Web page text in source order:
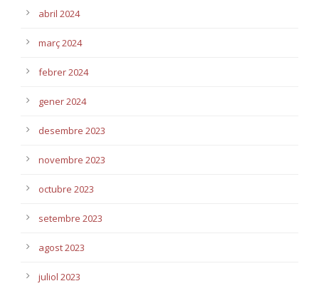
abril 2024
març 2024
febrer 2024
gener 2024
desembre 2023
novembre 2023
octubre 2023
setembre 2023
agost 2023
juliol 2023